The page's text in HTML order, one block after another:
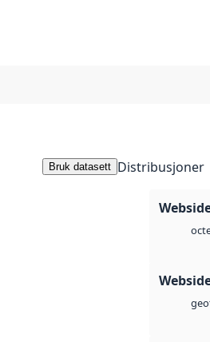
Bruk datasett Distribusjoner